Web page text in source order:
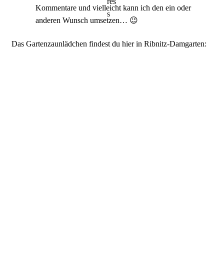
Kommentare und vielleicht kann ich den ein oder
anderen Wunsch umsetzen… 😉
Das Gartenzaunlädchen findest du hier in Ribnitz-Damgarten: